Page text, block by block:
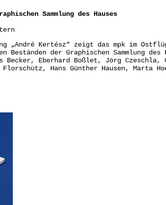
Sammlung des Hauses
„André Kertész“ zeigt das mpk im
Beständen der Graphischen Sammlung des
Eberhard Boßlet, Jörg Czeschla,
Hans Günther Hausen, Marta